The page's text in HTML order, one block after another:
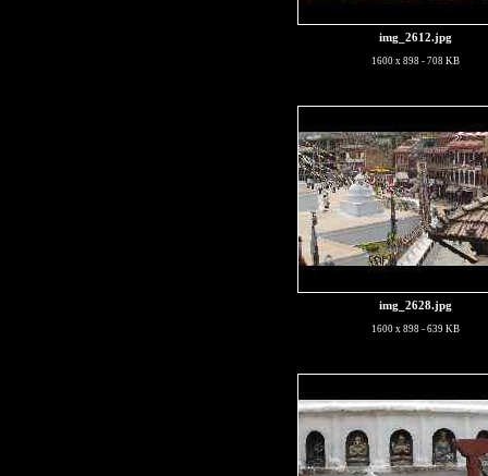
img_2612.jpg
1600 x 898 - 708 KB
img_2628.jpg
1600 x 898 - 639 KB